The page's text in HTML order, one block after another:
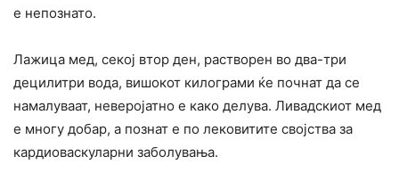
е непознато.
Лажица мед, секој втор ден, растворен во два-три
децилитри вода, вишокот килограми ќе почнат да се
намалуваат, неверојатно е како делува. Ливадскиот мед
е многу добар, а познат е по лековитите својства за
кардиоваскуларни заболувања.